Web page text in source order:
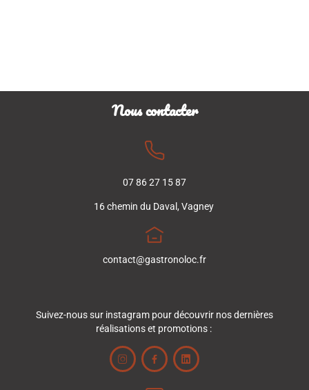
Nous contacter
07 86 27 15 87
16 chemin du Daval, Vagney
contact@gastronoloc.fr
Suivez-nous sur instagram pour découvrir nos dernières
réalisations et promotions :
  